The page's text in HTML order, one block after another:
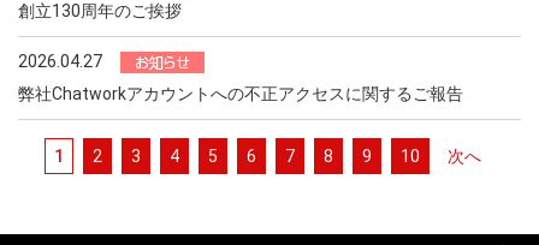
創立130周年のご挨拶
2026.04.27
弊社Chatworkアカウントへの不正アクセスに関するご報告
1 2 3 4 5 6 7 8 9 10 次へ